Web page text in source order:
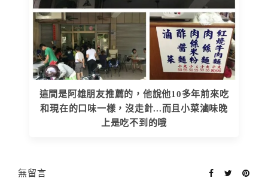
這間是阿雄朋友推薦的，他說他10多年前來吃
和現在的口味一樣，沒走針...而且小菜滷味晚
上是吃不到的哦
無留言